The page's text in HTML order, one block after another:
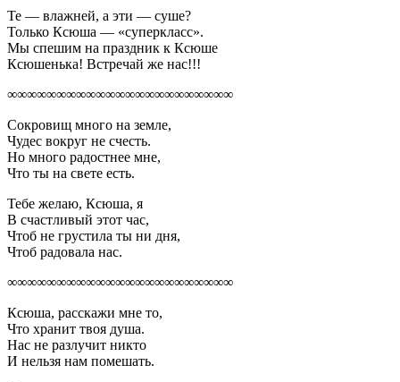
Те — влажней, а эти — суше?
Только Ксюша — «суперкласс».
Мы спешим на праздник к Ксюше
Ксюшенька! Встречай же нас!!!
∞∞∞∞∞∞∞∞∞∞∞∞∞∞∞∞∞∞∞∞∞∞∞
Сокровищ много на земле,
Чудес вокруг не счесть.
Но много радостнее мне,
Что ты на свете есть.
Тебе желаю, Ксюша, я
В счастливый этот час,
Чтоб не грустила ты ни дня,
Чтоб радовала нас.
∞∞∞∞∞∞∞∞∞∞∞∞∞∞∞∞∞∞∞∞∞∞∞
Ксюша, расскажи мне то,
Что хранит твоя душа.
Нас не разлучит никто
И нельзя нам помешать.